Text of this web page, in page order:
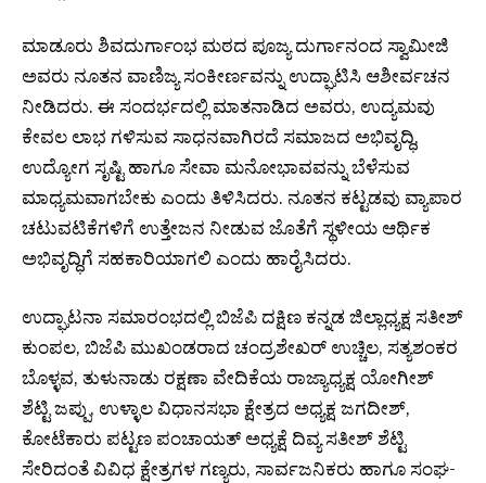
ಮಾಡೂರು ಶಿವದುರ್ಗಾಂಭ ಮಠದ ಪೂಜ್ಯ ದುರ್ಗಾನಂದ ಸ್ವಾಮೀಜಿ
ಅವರು ನೂತನ ವಾಣಿಜ್ಯ ಸಂಕೀರ್ಣವನ್ನು ಉದ್ಘಾಟಿಸಿ ಆಶೀರ್ವಚನ
ನೀಡಿದರು. ಈ ಸಂದರ್ಭದಲ್ಲಿ ಮಾತನಾಡಿದ ಅವರು, ಉದ್ಯಮವು
ಕೇವಲ ಲಾಭ ಗಳಿಸುವ ಸಾಧನವಾಗಿರದೆ ಸಮಾಜದ ಅಭಿವೃದ್ಧಿ,
ಉದ್ಯೋಗ ಸೃಷ್ಟಿ ಹಾಗೂ ಸೇವಾ ಮನೋಭಾವವನ್ನು ಬೆಳೆಸುವ
ಮಾಧ್ಯಮವಾಗಬೇಕು ಎಂದು ತಿಳಿಸಿದರು. ನೂತನ ಕಟ್ಟಡವು ವ್ಯಾಪಾರ
ಚಟುವಟಿಕೆಗಳಿಗೆ ಉತ್ತೇಜನ ನೀಡುವ ಜೊತೆಗೆ ಸ್ಥಳೀಯ ಆರ್ಥಿಕ
ಅಭಿವೃದ್ಧಿಗೆ ಸಹಕಾರಿಯಾಗಲಿ ಎಂದು ಹಾರೈಸಿದರು.
ಉದ್ಘಾಟನಾ ಸಮಾರಂಭದಲ್ಲಿ ಬಿಜೆಪಿ ದಕ್ಷಿಣ ಕನ್ನಡ ಜಿಲ್ಲಾಧ್ಯಕ್ಷ ಸತೀಶ್
ಕುಂಪಲ, ಬಿಜೆಪಿ ಮುಖಂಡರಾದ ಚಂದ್ರಶೇಖರ್ ಉಚ್ಚಿಲ, ಸತ್ಯಶಂಕರ
ಬೊಳ್ಳವ, ತುಳುನಾಡು ರಕ್ಷಣಾ ವೇದಿಕೆಯ ರಾಜ್ಯಾಧ್ಯಕ್ಷ ಯೋಗೀಶ್
ಶೆಟ್ಟಿ ಜಪ್ಪು, ಉಳ್ಳಾಲ ವಿಧಾನಸಭಾ ಕ್ಷೇತ್ರದ ಅಧ್ಯಕ್ಷ ಜಗದೀಶ್,
ಕೋಟೆಕಾರು ಪಟ್ಟಣ ಪಂಚಾಯತ್ ಅಧ್ಯಕ್ಷೆ ದಿವ್ಯ ಸತೀಶ್ ಶೆಟ್ಟಿ
ಸೇರಿದಂತೆ ವಿವಿಧ ಕ್ಷೇತ್ರಗಳ ಗಣ್ಯರು, ಸಾರ್ವಜನಿಕರು ಹಾಗೂ ಸಂಘ-